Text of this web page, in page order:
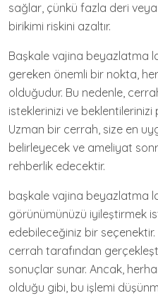
sağlar, çünkü fazla deri
birikimi riskini azaltır.
Başkale vajina beyazlatma
gereken önemli bir nokta,
olduğudur. Bu nedenle,
isteklerinizi ve beklentilerinizi
Uzman bir cerrah, size en
belirleyecek ve ameliyat
rehberlik edecektir.
başkale vajina beyazlatma
görünümünüzü iyileştirmek
edebileceğiniz bir
cerrah tarafından
sonuçlar sunar. Ancak,
olduğu gibi, bu işlemi